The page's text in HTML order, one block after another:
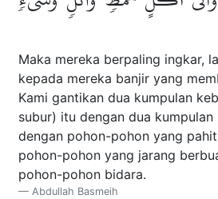
Maka mereka berpaling ingkar,
kepada mereka banjir yang
Kami gantikan dua kumpulan
subur) itu dengan dua
dengan pohon-pohon yang
pohon-pohon yang jarang
pohon-pohon bidara.
Abdullah Basmeih